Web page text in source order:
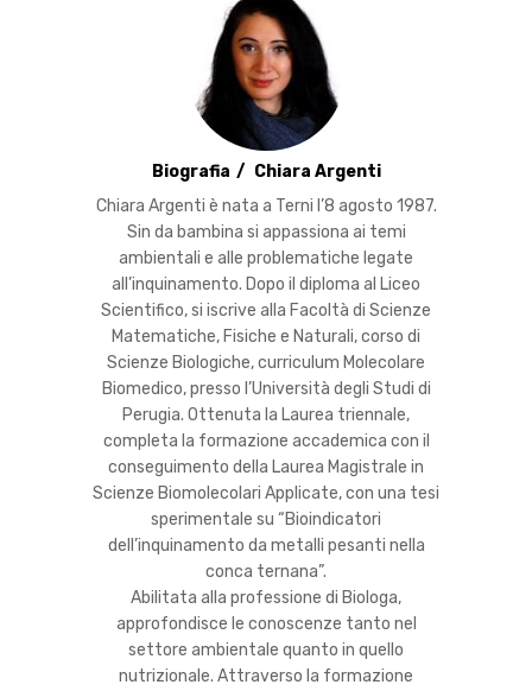
Biografia
Chiara Argenti
Chiara Argenti è nata a Terni l’8 agosto 1987.
Sin da bambina si appassiona ai temi
ambientali e alle problematiche legate
all’inquinamento. Dopo il diploma al Liceo
Scientifico, si iscrive alla Facoltà di Scienze
Matematiche, Fisiche e Naturali, corso di
Scienze Biologiche, curriculum Molecolare
Biomedico, presso l’Università degli Studi di
Perugia. Ottenuta la Laurea triennale,
completa la formazione accademica con il
conseguimento della Laurea Magistrale in
Scienze Biomolecolari Applicate, con una tesi
sperimentale su “Bioindicatori
dell’inquinamento da metalli pesanti nella
conca ternana”.
Abilitata alla professione di Biologa,
approfondisce le conoscenze tanto nel
settore ambientale quanto in quello
nutrizionale. Attraverso la formazione